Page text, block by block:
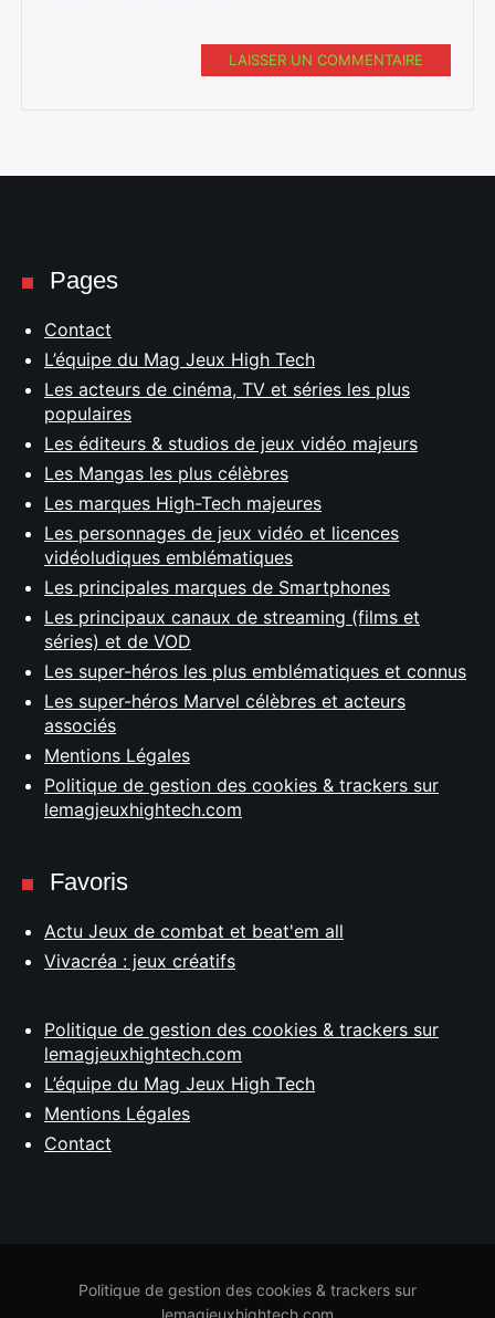
LAISSER UN COMMENTAIRE
Pages
Contact
L’équipe du Mag Jeux High Tech
Les acteurs de cinéma, TV et séries les plus
populaires
Les éditeurs & studios de jeux vidéo majeurs
Les Mangas les plus célèbres
Les marques High-Tech majeures
Les personnages de jeux vidéo et licences
vidéoludiques emblématiques
Les principales marques de Smartphones
Les principaux canaux de streaming (films et
séries) et de VOD
Les super-héros les plus emblématiques et connus
Les super-héros Marvel célèbres et acteurs
associés
Mentions Légales
Politique de gestion des cookies & trackers sur
lemagjeuxhightech.com
Favoris
Actu Jeux de combat et beat'em all
Vivacréa : jeux créatifs
Politique de gestion des cookies & trackers sur
lemagjeuxhightech.com
L’équipe du Mag Jeux High Tech
Mentions Légales
Contact
Politique de gestion des cookies & trackers sur
lemagjeuxhightech.com